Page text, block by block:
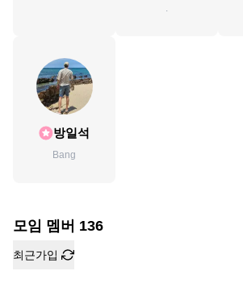
방일석
Bang
모임 멤버 136
최근가입